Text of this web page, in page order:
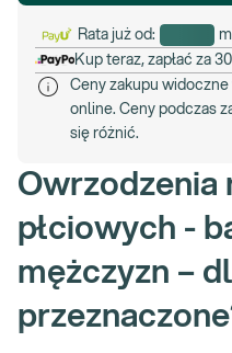
Rata już od:
Kup teraz, zapłać za
Ceny zakupu
online. Ceny podczas
się różnić.
Owrzodzenia
płciowych -
mężczyzn –